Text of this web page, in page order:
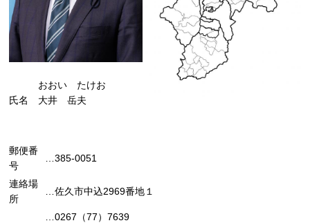
おおい たけお
氏名 大井 岳夫
郵便番
号
…385-0051
連絡場
所
…佐久市中込2969番地１
…0267（77）7639